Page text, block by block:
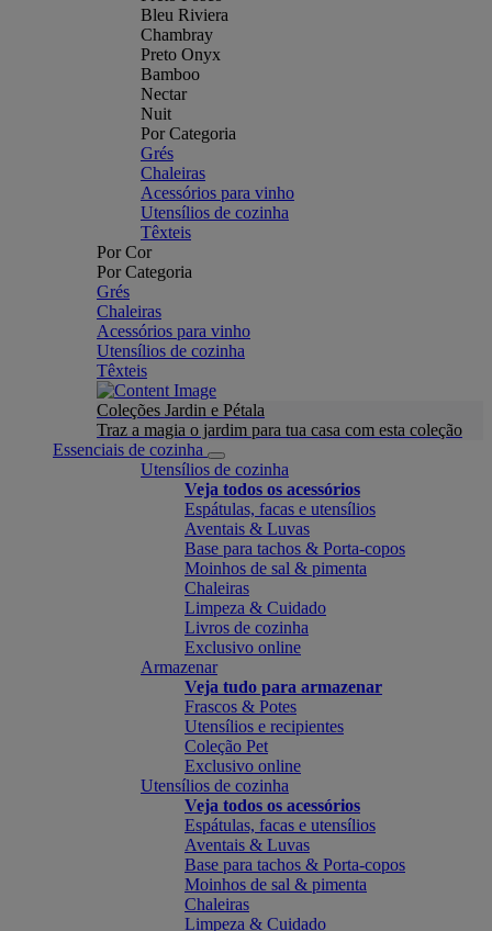
Bleu Riviera
Chambray
Preto Onyx
Bamboo
Nectar
Nuit
Por Categoria
Grés
Chaleiras
Acessórios para vinho
Utensílios de cozinha
Têxteis
Por Cor
Por Categoria
Grés
Chaleiras
Acessórios para vinho
Utensílios de cozinha
Têxteis
Coleções Jardin e Pétala
Traz a magia o jardim para tua casa com esta coleção
Essenciais de cozinha
Utensílios de cozinha
Veja todos os acessórios
Espátulas, facas e utensílios
Aventais & Luvas
Base para tachos & Porta-copos
Moinhos de sal & pimenta
Chaleiras
Limpeza & Cuidado
Livros de cozinha
Exclusivo online
Armazenar
Veja tudo para armazenar
Frascos & Potes
Utensílios e recipientes
Coleção Pet
Exclusivo online
Utensílios de cozinha
Veja todos os acessórios
Espátulas, facas e utensílios
Aventais & Luvas
Base para tachos & Porta-copos
Moinhos de sal & pimenta
Chaleiras
Limpeza & Cuidado